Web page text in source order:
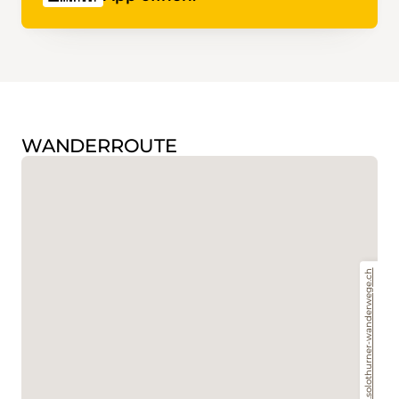
WANDERROUTE
www.solothurner-wanderwege.ch